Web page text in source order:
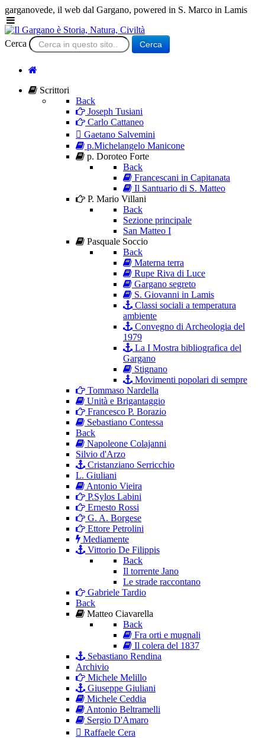
garganovede, il web dal Gargano, powered in S. Marco in Lamis
Cerca Cerca
Scrittori
Back
Joseph Tusiani
Carlo Cattaneo
Gaetano Salvemini
p.Michelangelo Manicone
p. Doroteo Forte
Back
Francescani in Capitanata
Il Santuario di S. Matteo
P. Mario Villani
Back
Sezione principale
San Matteo I
Pasquale Soccio
Back
Materna terra
Rupe Riva di Luce
Gargano segreto
S. Giovanni in Lamis
Classi sociali a temperatura
ambiente
Convegno di Archeologia del
1979
La I Mostra bibliografica del
Gargano
Stignano
Movimenti popolari di sempre
Tommaso Nardella
Unità e Brigantaggio
Francesco P. Borazio
Sebastiano Contessa
Back
Napoleone Colajanni
Silvio d'Arzo
Cristanziano Serricchio
L. Giuliani
Antonio Vieira
P.Sylos Labini
Ernesto Rossi
G. A. Borgese
Ettore Petrolini
Mediamente
Vittorio De Filippis
Back
Il torrente Jano
Le strade raccontano
Gabriele Tardio
Back
Matteo Ciavarella
Back
Fra orti e mugnali
Il colera del 1837
Sebastiano Rendina
Archivio
Michele Melillo
Giuseppe Giuliani
Michele Ceddia
Antonio Beltramelli
Sergio D'Amaro
Raffaele Cera